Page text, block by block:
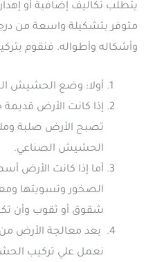
يتطلب تكاليف إضافية أو
متوفر بتشكيلة واسعة من
وأشكاله وأطواله. فنقوم
أولا: وضع الحشيش
إذا كانت الأرض
تصبح الأرض صلبة
الحشيش الصناعي.
أما إذا كانت الأرض
الصخور وتسويتها
شقوق أو ثقوب وأن
بعد معالجة الأرض
نعمل علي تركيب